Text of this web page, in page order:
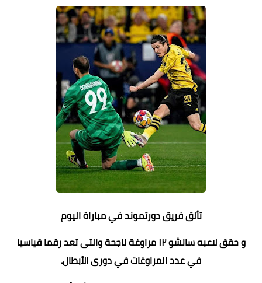
تألق فريق دورتموند في مباراة اليوم
و حقق لاعبه سانشو ١٢ مراوغة ناجحة والتى تعد رقما قياسيا
في عدد المراوغات في دورى الأبطال.